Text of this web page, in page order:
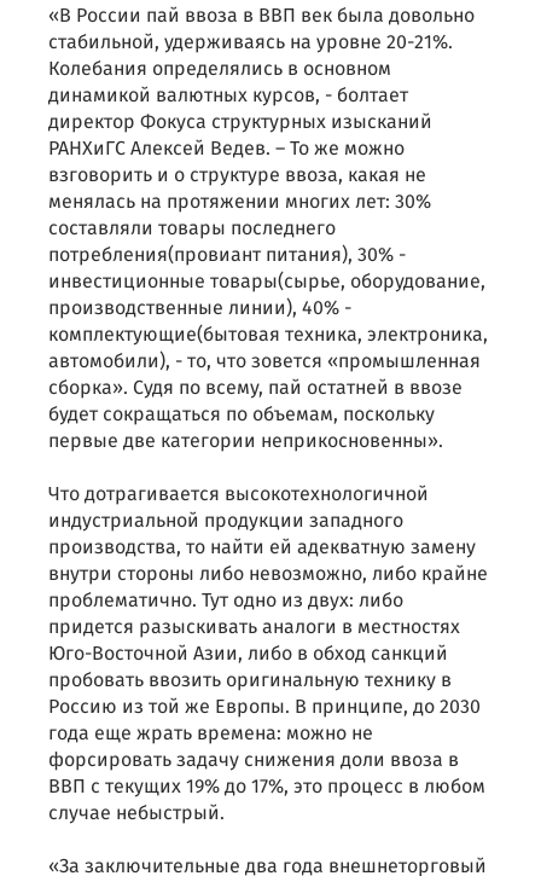
«В России пай ввоза в ВВП век была довольно
стабильной, удерживаясь на уровне 20-21%.
Колебания определялись в основном
динамикой валютных курсов, - болтает
директор Фокуса структурных изысканий
РАНХиГС Алексей Ведев. – То же можно
взговорить и о структуре ввоза, какая не
менялась на протяжении многих лет: 30%
составляли товары последнего
потребления(провиант питания), 30% -
инвестиционные товары(сырье, оборудование,
производственные линии), 40% -
комплектующие(бытовая техника, электроника,
автомобили), - то, что зовется «промышленная
сборка». Судя по всему, пай остатней в ввозе
будет сокращаться по объемам, поскольку
первые две категории неприкосновенны».
Что дотрагивается высокотехнологичной
индустриальной продукции западного
производства, то найти ей адекватную замену
внутри стороны либо невозможно, либо крайне
проблематично. Тут одно из двух: либо
придется разыскивать аналоги в местностях
Юго-Восточной Азии, либо в обход санкций
пробовать ввозить оригинальную технику в
Россию из той же Европы. В принципе, до 2030
года еще жрать времена: можно не
форсировать задачу снижения доли ввоза в
ВВП с текущих 19% до 17%, это процесс в любом
случае небыстрый.
«За заключительные два года внешнеторговый